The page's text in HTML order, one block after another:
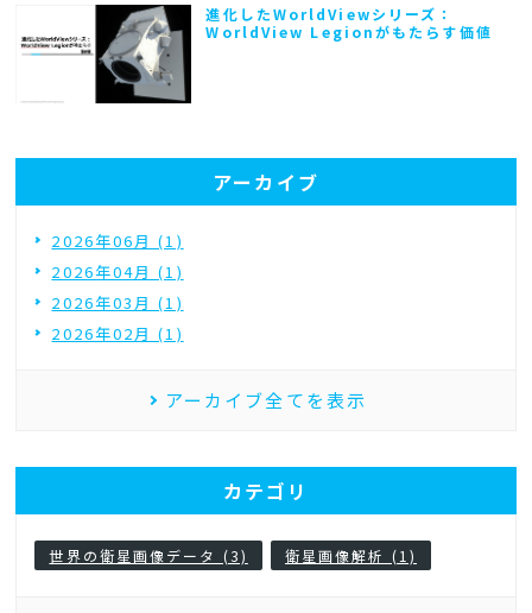
進化したWorldViewシリーズ：
WorldView Legionがもたらす価値
アーカイブ
2026年06月 (1)
2026年04月 (1)
2026年03月 (1)
2026年02月 (1)
アーカイブ全てを表示
カテゴリ
世界の衛星画像データ (3) 衛星画像解析 (1)